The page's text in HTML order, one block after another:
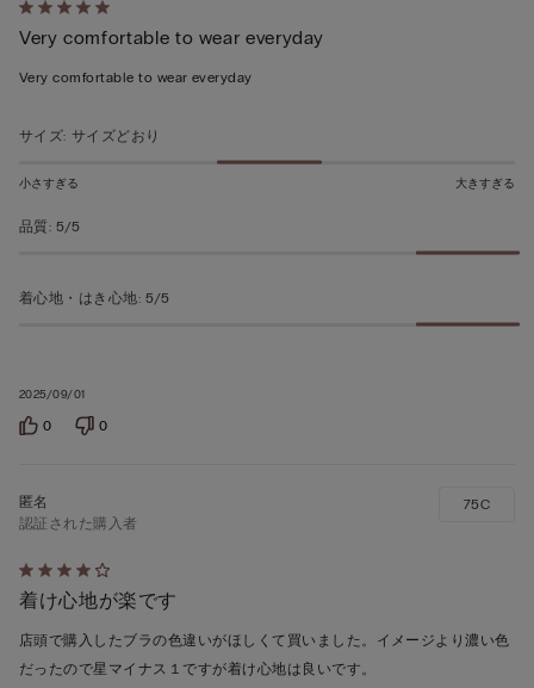
5
段
階
う
5
評
2025/09/01
Very comfortable to wear everyday
Very comfortable to wear everyday
サイズ: サイズどおり
小さすぎる 大きすぎる
品質: 5/5
着心地・はき心地: 5/5
0 0
5
段
階
の
認証された購入者
着け心地が楽です
店頭で購入したブラの色違いがほしくて買いました。イメージより濃い色
だったので星マイナス１ですが着け心地は良いです。
75C